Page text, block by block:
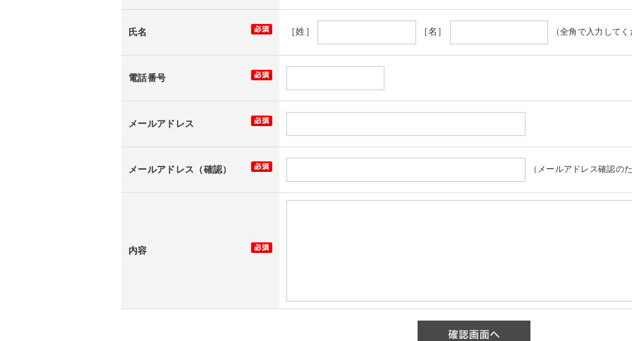
氏名 ［姓］ ［名］ （全角で入力して
電話番号
メールアドレス
メールアドレス（確認） （メールアドレス確認の
内容